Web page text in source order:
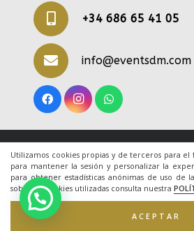
Utilizamos cookies propias y de terceros para
para mantener la sesión y personalizar la
para obtener estadísticas anónimas de uso de
sobre las cookies utilizadas consulta nuestra
ACEPTAR
+34 686 65 41 05
info@eventsdm.com
© 2020 Todos los derechos
deACRILONIA
Aviso Legal